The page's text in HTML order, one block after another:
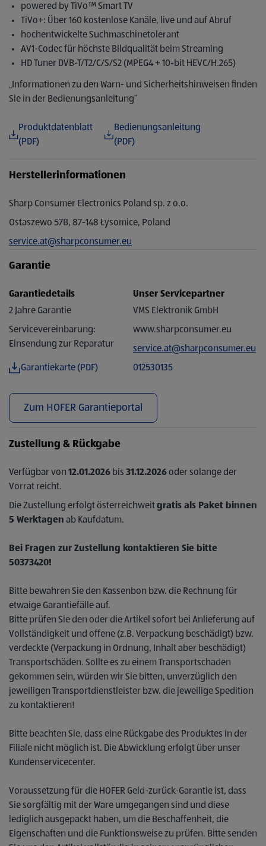
powered by TiVo™ Smart TV
TiVo+: Über 160 kostenlose Kanäle, live und auf Abruf
hochentwickelte Suchmaschinetolerant
AV1-Codec für höchste Bildqualität beim Streaming
HD Tuner DVB-T/T2/C/S/S2 (MPEG4 + 10-bit HEVC/H.265)
„Informationen zu den Warn- und Sicherheitshinweisen finden
Sie in der Bedienungsanleitung“
Produktdatenblatt
(PDF)
Bedienungsanleitung
(PDF)
Herstellerinformationen
Sharp Consumer Electronics Poland sp. z o.o.
Ostaszewo 57B, 87-148 Łysomice, Poland
service.at@sharpconsumer.eu
Garantie
Garantiedetails
2 Jahre Garantie
Servicevereinbarung:
Einsendung zur Reparatur
Garantiekarte (PDF)
Unser Servicepartner
VMS Elektronik GmbH
www.sharpconsumer.eu
service.at@sharpconsumer.eu
012530135
Zum HOFER Garantieportal
Zustellung & Rückgabe
Verfügbar von 12.01.2026 bis 31.12.2026oder solange der
Vorrat reicht.
Die Zustellung erfolgt österreichweitgratis als Paket binnen
5 Werktagen ab Kaufdatum.
Bei Fragen zur Zustellung kontaktieren Sie bitte
50373420!
Bitte bewahren Sie den Kassenbon bzw. die Rechnung für
etwaige Garantiefälle auf.
Bitte prüfen Sie den oder die Artikel sofort bei Anlieferung auf
Vollständigkeit und offene (z.B. Verpackung beschädigt) bzw.
verdeckte (Verpackung in Ordnung, Inhalt aber beschädigt)
Transportschäden. Sollte es zu einem Transportschaden
gekommen sein, würden wir Sie bitten, unverzüglich den
jeweiligen Transportdienstleister bzw. die jeweilige Spedition
zu kontaktieren!
Bitte beachten Sie, dass eine Rückgabe des Produktes in der
Filiale nicht möglich ist. Die Abwicklung erfolgt über unser
Kundenservicecenter.
Voraussetzung für die HOFER Geld-zurück-Garantie ist, dass
Sie sorgfältig mit der Ware umgegangen sind und diese
lediglich ausgepackt haben, um die Beschaffenheit, die
Eigenschaften und die Funktionsweise zu prüfen. Bitte senden